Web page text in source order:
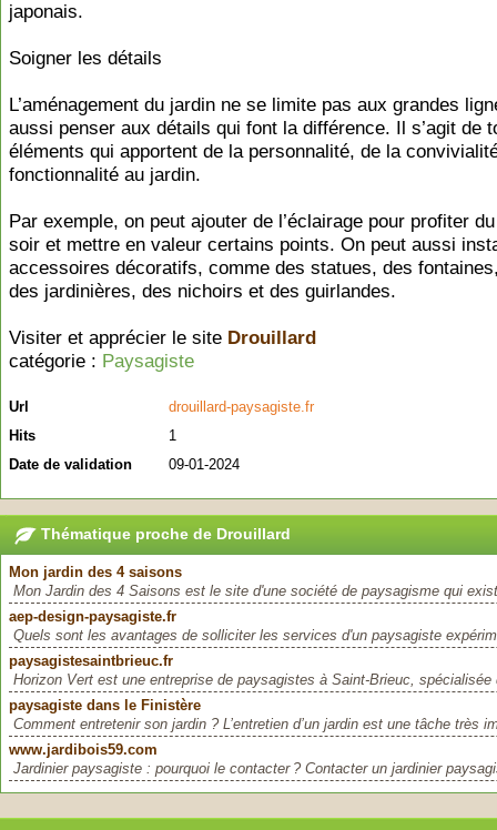
japonais.
Soigner les détails
L’aménagement du jardin ne se limite pas aux grandes
aussi penser aux détails qui font la différence. Il s’agit de
éléments qui apportent de la personnalité, de la
fonctionnalité au jardin.
Par exemple, on peut ajouter de l’éclairage pour profiter
soir et mettre en valeur certains points. On peut aussi
accessoires décoratifs, comme des statues, des
des jardinières, des nichoirs et des guirlandes.
Visiter et apprécier le site Drouillard
catégorie : Paysagiste
Url
drouillard-paysagiste.fr
Hits
1
Date de validation
09-01-2024
Thématique proche de Drouillard
Mon jardin des 4 saisons
Mon Jardin des 4 Saisons est le site d'une société de paysagisme qui
aep-design-paysagiste.fr
Quels sont les avantages de solliciter les services d'un paysagiste
paysagistesaintbrieuc.fr
Horizon Vert est une entreprise de paysagistes à Saint-Brieuc,
paysagiste dans le Finistère
Comment entretenir son jardin ? L’entretien d’un jardin est une tâche très
www.jardibois59.com
Jardinier paysagiste : pourquoi le contacter ? Contacter un jardinier